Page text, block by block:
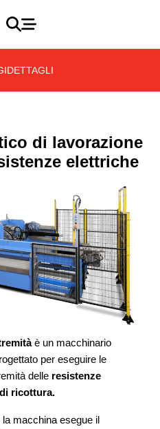
DETTAGLI
di lavorazione
elettriche
è un macchinario
per eseguire le
delle resistenze
ricottura.
macchina esegue il